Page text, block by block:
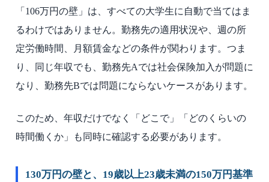
「106万円の壁」は、すべての大学生に自動で当てはま
るわけではありません。勤務先の適用状況や、週の所
定労働時間、月額賃金などの条件が関わります。つま
り、同じ年収でも、勤務先Aでは社会保険加入が問題に
なり、勤務先Bでは問題にならないケースがあります。
このため、年収だけでなく「どこで」「どのくらいの
時間働くか」も同時に確認する必要があります。
130万円の壁と、19歳以上23歳未満の150万円基準